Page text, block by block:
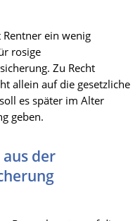
Rentner ein wenig
rosige
Zu Recht
allein auf die gesetzliche
es später im Alter
geben.
der